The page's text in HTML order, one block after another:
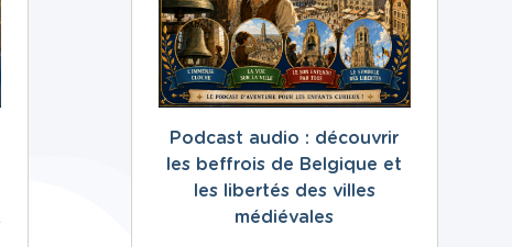
Podcast audio : découvrir
les beffrois de Belgique et
les libertés des villes
médiévales